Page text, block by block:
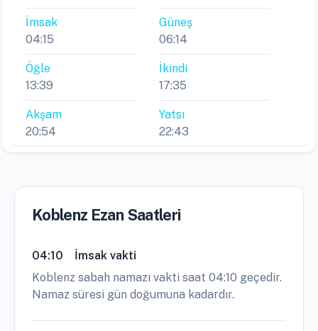
İmsak
04:15
Güneş
06:14
Öğle
13:39
İkindi
17:35
Akşam
20:54
Yatsı
22:43
Koblenz Ezan Saatleri
04:10
İmsak vakti
Koblenz sabah namazı vakti saat 04:10 geçedir.
Namaz süresi gün doğumuna kadardır.